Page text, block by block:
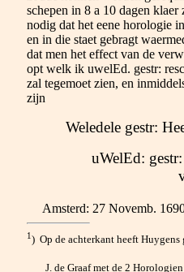
schepen in 8 a 10 dagen
nodig dat het eene horologie
en in die staet gebragt
dat men het effect van de
opt welk ik uwelEd. gestr:
zal tegemoet zien, en
zijn
Weledele gestr:
uWelEd:
Amsterd: 27 Novemb.
1) Op de achterkant heeft Huygens
J. de Graaf met de 2